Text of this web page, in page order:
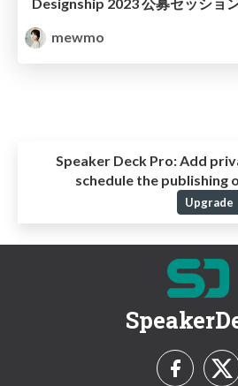
mewmo
Speaker Deck Pro: Add
schedule the publishing
Upgrade